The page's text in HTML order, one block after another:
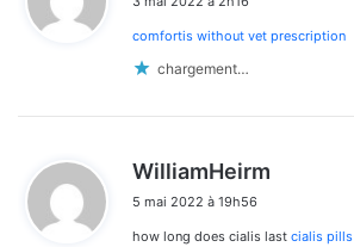
comfortis without vet prescription
chargement…
WilliamHeirm
5 mai 2022 à 19h56
how long does cialis last cialis pills